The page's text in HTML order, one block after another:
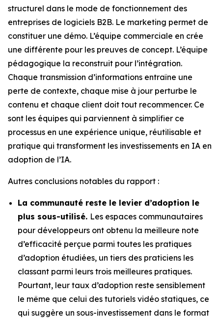
structurel dans le mode de fonctionnement des
entreprises de logiciels B2B. Le marketing permet de
constituer une démo. L’équipe commerciale en crée
une différente pour les preuves de concept. L’équipe
pédagogique la reconstruit pour l’intégration.
Chaque transmission d’informations entraîne une
perte de contexte, chaque mise à jour perturbe le
contenu et chaque client doit tout recommencer. Ce
sont les équipes qui parviennent à simplifier ce
processus en une expérience unique, réutilisable et
pratique qui transforment les investissements en IA en
adoption de l’IA.
Autres conclusions notables du rapport :
La communauté reste le levier d’adoption le
plus sous-utilisé. Les espaces communautaires
pour développeurs ont obtenu la meilleure note
d’efficacité perçue parmi toutes les pratiques
d’adoption étudiées, un tiers des praticiens les
classant parmi leurs trois meilleures pratiques.
Pourtant, leur taux d’adoption reste sensiblement
le même que celui des tutoriels vidéo statiques, ce
qui suggère un sous-investissement dans le format